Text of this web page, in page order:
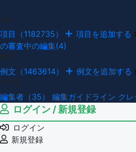
項目（1182735） 項目を追加する
の審査中の編集(4)
例文（1463614） 例文を追加する
編集者（35） 編集ガイドライン クレ
ログイン / 新規登録
ログイン
新規登録